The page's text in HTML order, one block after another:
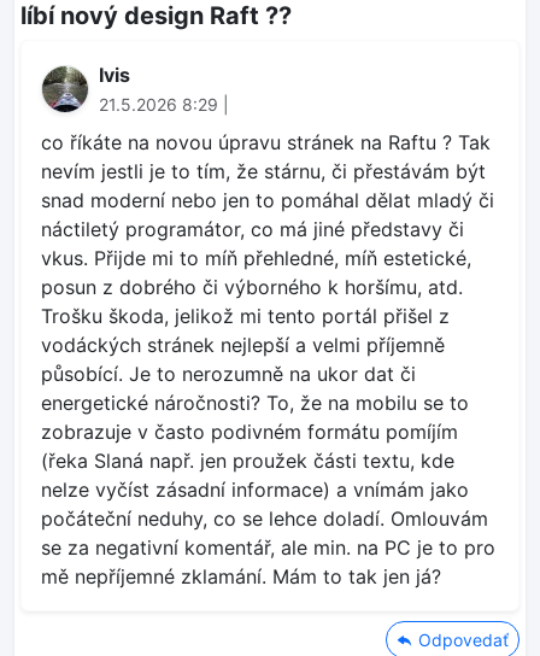
líbí nový design Raft ??
Ivis
21.5.2026 8:29 |
co říkáte na novou úpravu stránek na Raftu ? Tak
nevím jestli je to tím, že stárnu, či přestávám být
snad moderní nebo jen to pomáhal dělat mladý či
náctiletý programátor, co má jiné představy či
vkus. Přijde mi to míň přehledné, míň estetické,
posun z dobrého či výborného k horšímu, atd.
Trošku škoda, jelikož mi tento portál přišel z
vodáckých stránek nejlepší a velmi příjemně
působící. Je to nerozumně na ukor dat či
energetické náročnosti? To, že na mobilu se to
zobrazuje v často podivném formátu pomíjím
(řeka Slaná např. jen proužek části textu, kde
nelze vyčíst zásadní informace) a vnímám jako
počáteční neduhy, co se lehce doladí. Omlouvám
se za negativní komentář, ale min. na PC je to pro
mě nepříjemné zklamání. Mám to tak jen já?
Odpovedať